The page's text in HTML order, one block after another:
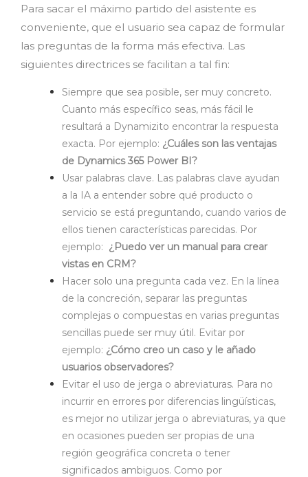
Para sacar el máximo partido del asistente es
conveniente, que el usuario sea capaz de formular
las preguntas de la forma más efectiva. Las
siguientes directrices se facilitan a tal fin:
Siempre que sea posible, ser muy concreto.
Cuanto más específico seas, más fácil le
resultará a Dynamizito encontrar la respuesta
exacta. Por ejemplo: ¿Cuáles son las ventajas
de Dynamics 365 Power BI?
Usar palabras clave. Las palabras clave ayudan
a la IA a entender sobre qué producto o
servicio se está preguntando, cuando varios de
ellos tienen características parecidas. Por
ejemplo: ¿Puedo ver un manual para crear
vistas en CRM?
Hacer solo una pregunta cada vez. En la línea
de la concreción, separar las preguntas
complejas o compuestas en varias preguntas
sencillas puede ser muy útil. Evitar por
ejemplo: ¿Cómo creo un caso y le añado
usuarios observadores?
Evitar el uso de jerga o abreviaturas. Para no
incurrir en errores por diferencias lingüísticas,
es mejor no utilizar jerga o abreviaturas, ya que
en ocasiones pueden ser propias de una
región geográfica concreta o tener
significados ambiguos. Como por